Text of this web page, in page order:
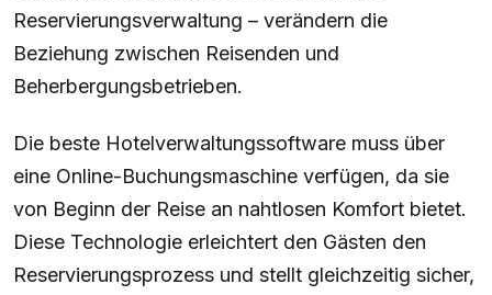
Reservierungsverwaltung – verändern die
Beziehung zwischen Reisenden und
Beherbergungsbetrieben.
Die beste Hotelverwaltungssoftware muss über
eine Online-Buchungsmaschine verfügen, da sie
von Beginn der Reise an nahtlosen Komfort bietet.
Diese Technologie erleichtert den Gästen den
Reservierungsprozess und stellt gleichzeitig sicher,